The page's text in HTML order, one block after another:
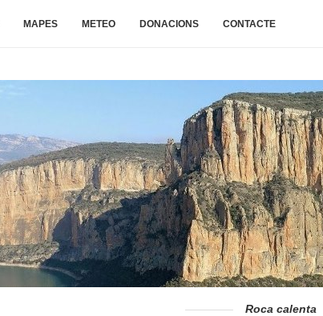
MAPES METEO DONACIONS CONTACTE
Roca calenta